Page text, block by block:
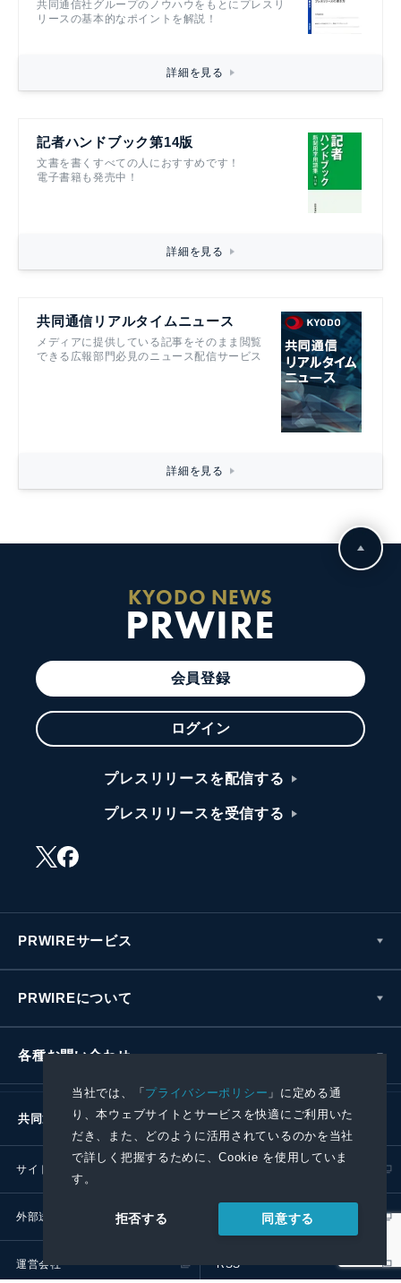
当社では、「プライバシーポリシー 」に定める通
り、本ウェブサイトとサービスを快適にご利用いた
だき、また、どのように活用されているのかを当社
で詳しく把握するために、Cookie を使用していま
す。
拒否する 同意する
共同通信社グループのノウハウをもとにプレスリ
リースの基本的なポイントを解説！
詳細を見る
記者ハンドブック第14版
文書を書くすべての人におすすめです！
電子書籍も発売中！
詳細を見る
共同通信リアルタイムニュース
メディアに提供している記事をそのまま閲覧
できる広報部門必見のニュース配信サービス
詳細を見る
KYODO NEWS
PRWIRE
会員登録
ログイン
プレスリリースを配信する
プレスリリースを受信する
PRWIREサービス
PRWIREについて
各種お問い合わせ
共同通信社グループ
サイトポリシー
外部送信ポリシー プレスリリース取扱基準
運営会社 RSS